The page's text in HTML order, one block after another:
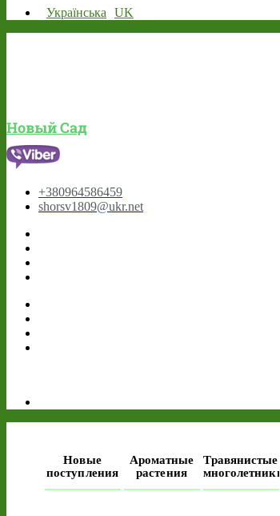
Українська
UK
Новый Сад
+380964586459
shorsv1809@ukr.net
Новые
поступления
Ароматные
растения
Травянистые
многолетники